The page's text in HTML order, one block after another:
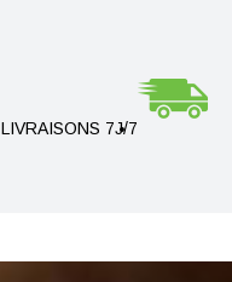
LIVRAISONS 7J/7